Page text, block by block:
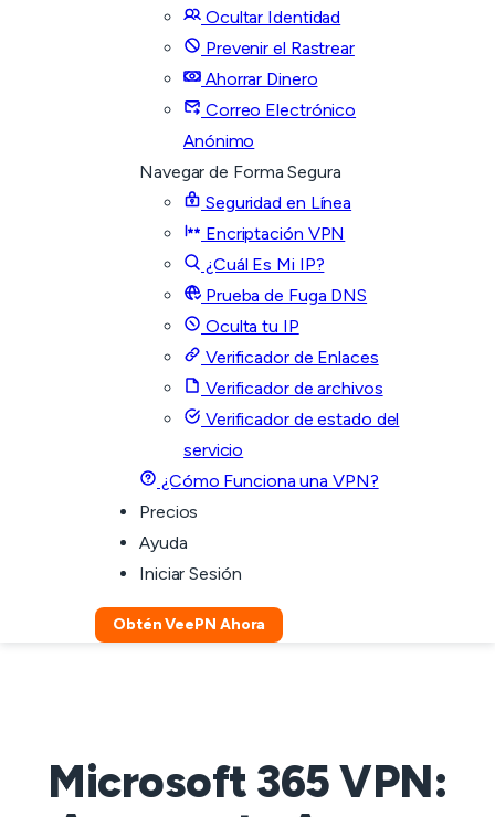
Ocultar Identidad
Prevenir el Rastrear
Ahorrar Dinero
Correo Electrónico
Anónimo
Navegar de Forma Segura
Seguridad en Línea
Encriptación VPN
¿Cuál Es Mi IP?
Prueba de Fuga DNS
Oculta tu IP
Verificador de Enlaces
Verificador de archivos
Verificador de estado del
servicio
¿Cómo Funciona una VPN?
Precios
Ayuda
Iniciar Sesión
Obtén VeePN Ahora
Microsoft 365 VPN: